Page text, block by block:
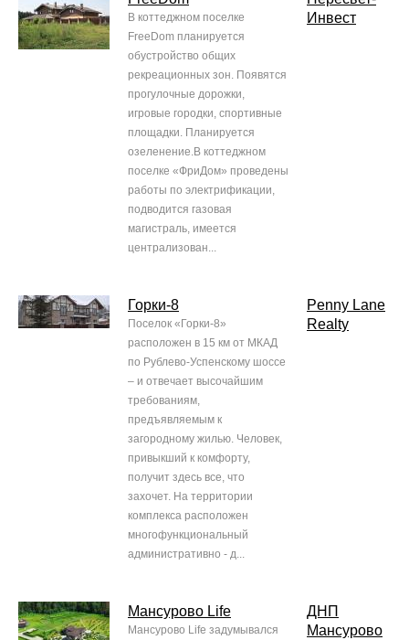
В коттеджном поселке
FreeDom планируется
обустройство общих
рекреационных зон. Появятся
прогулочные дорожки,
игровые городки, спортивные
площадки. Планируется
озеленение.В коттеджном
поселке «ФриДом» проведены
работы по электрификации,
подводится газовая
магистраль, имеется
централизован...
Инвест
Горки-8
Поселок «Горки-8»
расположен в 15 км от МКАД
по Рублево-Успенскому шоссе
– и отвечает высочайшим
требованиям,
предъявляемым к
загородному жилью. Человек,
привыкший к комфорту,
получит здесь все, что
захочет. На территории
комплекса расположен
многофункциональный
административно - д...
Penny Lane
Realty
Мансурово Life
Мансурово Life задумывался
ДНП
Мансурово